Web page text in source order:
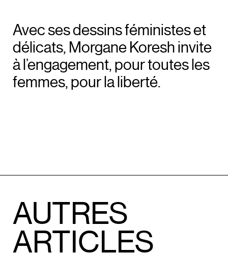
Avec ses dessins féministes et
délicats, Morgane Koresh invite
à l’engagement, pour toutes les
femmes, pour la liberté.
AUTRES
ARTICLES